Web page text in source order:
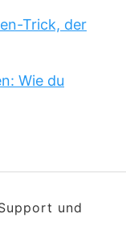
Trick, der
Wie du
und